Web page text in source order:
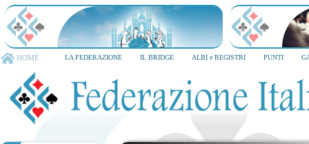
TORNEO CITTA' DI MILANO
6-8 dicembre 2026
HOME LA FEDERAZIONE IL BRIDGE ALBI e REGISTRI PUNTI